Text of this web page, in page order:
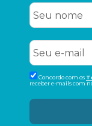
Concordo com os
receber e-mails com